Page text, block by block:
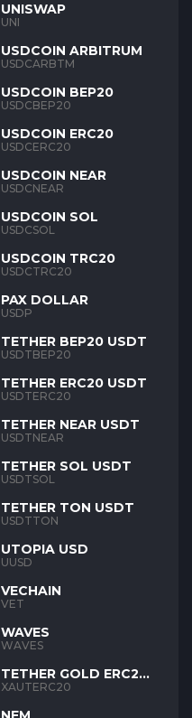
UNISWAP
UNI
USDCOIN ARBITRUM
USDCARBTM
USDCOIN BEP20
USDCBEP20
USDCOIN ERC20
USDCERC20
USDCOIN NEAR
USDCNEAR
USDCOIN SOL
USDCSOL
USDCOIN TRC20
USDCTRC20
PAX DOLLAR
USDP
TETHER BEP20 USDT
USDTBEP20
TETHER ERC20 USDT
USDTERC20
TETHER NEAR USDT
USDTNEAR
TETHER SOL USDT
USDTSOL
TETHER TON USDT
USDTTON
UTOPIA USD
UUSD
VECHAIN
VET
WAVES
WAVES
TETHER GOLD ERC20
XAUT
XAUTERC20